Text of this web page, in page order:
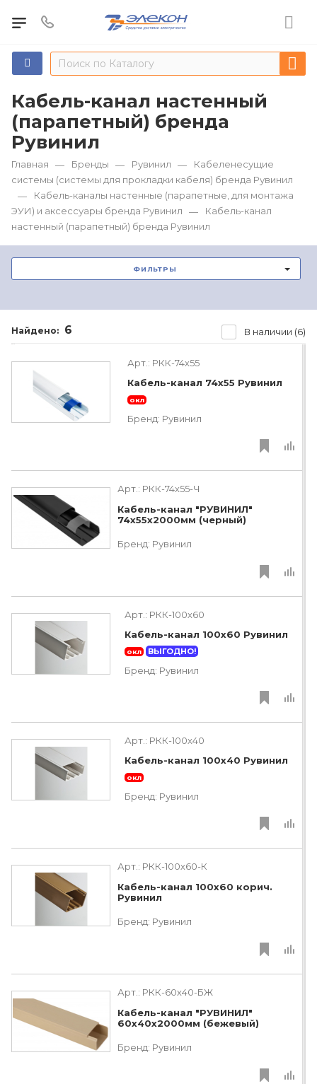
Кабель-канал настенный
(парапетный) бренда
Рувинил
Главная — Бренды — Рувинил —
Кабеленесущие
системы (системы для прокладки кабеля) бренда Рувинил
—
Кабель-каналы настенные (парапетные, для монтажа
ЭУИ) и аксессуары бренда Рувинил
—
Кабель-канал
настенный (парапетный) бренда Рувинил
ФИЛЬТРЫ
Найдено: 6 В наличии (6)
Арт.: РКК-74х55
Кабель-канал 74х55 Рувинил
окл
Бренд: Рувинил
Арт.: РКК-74х55-Ч
Кабель-канал "РУВИНИЛ"
74х55х2000мм (черный)
Бренд: Рувинил
Арт.: РКК-100х60
Кабель-канал 100х60 Рувинил
окл ВЫГОДНО!
Бренд: Рувинил
Арт.: РКК-100х40
Кабель-канал 100х40 Рувинил
окл
Бренд: Рувинил
Арт.: РКК-100х60-К
Кабель-канал 100х60 корич.
Рувинил
Бренд: Рувинил
Арт.: РКК-60х40-БЖ
Кабель-канал "РУВИНИЛ"
60х40х2000мм (бежевый)
Бренд: Рувинил